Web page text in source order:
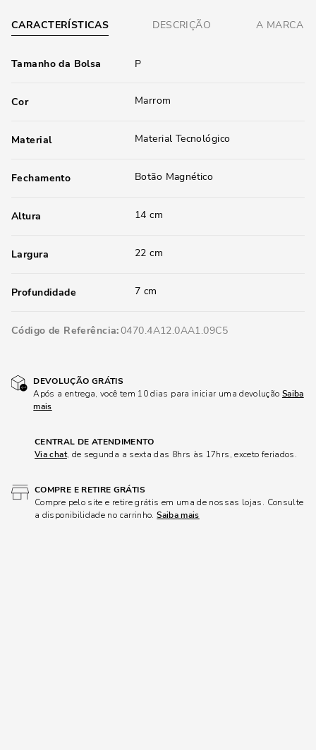
CARACTERÍSTICAS DESCRIÇÃO A MARCA
Tamanho da Bolsa P
Cor Marrom
Material Material Tecnológico
Fechamento Botão Magnético
Altura 14 cm
Largura 22 cm
Profundidade 7 cm
Código de Referência 0470.4A12.0AA1.09C5
DEVOLUÇÃO GRÁTIS
Após a entrega, você tem 10 dias para iniciar uma devolução Saiba
mais
CENTRAL DE ATENDIMENTO
Via chat, de segunda a sexta das 8hrs às 17hrs, exceto feriados.
COMPRE E RETIRE GRÁTIS
Compre pelo site e retire grátis em uma de nossas lojas. Consulte
a disponibilidade no carrinho.Saiba mais